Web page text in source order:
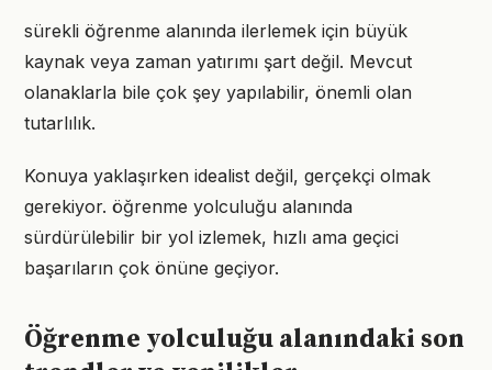
sürekli öğrenme alanında ilerlemek için büyük
kaynak veya zaman yatırımı şart değil. Mevcut
olanaklarla bile çok şey yapılabilir, önemli olan
tutarlılık.
Konuya yaklaşırken idealist değil, gerçekçi olmak
gerekiyor. öğrenme yolculuğu alanında
sürdürülebilir bir yol izlemek, hızlı ama geçici
başarıların çok önüne geçiyor.
Öğrenme yolculuğu alanındaki son